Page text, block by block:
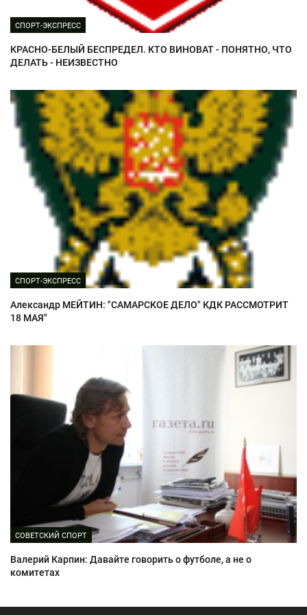
СПОРТ-ЭКСПРЕСС
КРАСНО-БЕЛЫЙ БЕСПРЕДЕЛ. КТО ВИНОВАТ - ПОНЯТНО, ЧТО
ДЕЛАТЬ - НЕИЗВЕСТНО
СПОРТ-ЭКСПРЕСС
Александр МЕЙТИН: "САМАРСКОЕ ДЕЛО" КДК РАССМОТРИТ
18 МАЯ"
СОВЕТСКИЙ СПОРТ
Валерий Карпин: Давайте говорить о футболе, а не о
комитетах